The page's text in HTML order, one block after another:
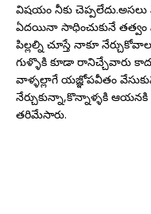
విషయం నీకు
ఏదయినా సాధించుకునే తత్వం
పిల్లల్ని చూస్తే నాకూ
గుళ్ళొకి కూడా రానిచ్చేవారు
వాళ్ళల్లాగే యజ్ఞోపవీతం
నేర్చుకున్నా,కొన్నాళ్ళకి
తరిమేసారు.